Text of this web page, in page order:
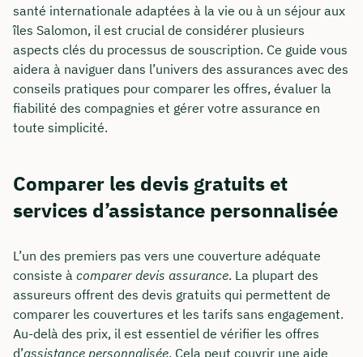
santé internationale adaptées à la vie ou à un séjour aux
îles Salomon, il est crucial de considérer plusieurs
aspects clés du processus de souscription. Ce guide vous
aidera à naviguer dans l’univers des assurances avec des
conseils pratiques pour comparer les offres, évaluer la
fiabilité des compagnies et gérer votre assurance en
toute simplicité.
Comparer les devis gratuits et
services d’assistance personnalisée
L’un des premiers pas vers une couverture adéquate
consiste à comparer devis assurance. La plupart des
assureurs offrent des devis gratuits qui permettent de
comparer les couvertures et les tarifs sans engagement.
Au-delà des prix, il est essentiel de vérifier les offres
d’assistance personnalisée. Cela peut couvrir une aide